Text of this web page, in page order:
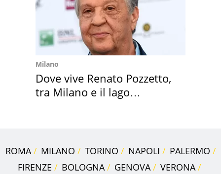
Milano
Dove vive Renato Pozzetto,
tra Milano e il lago
ROMA MILANO TORINO NAPOLI
PALERMO
FIRENZE
BOLOGNA GENOVA
VERONA